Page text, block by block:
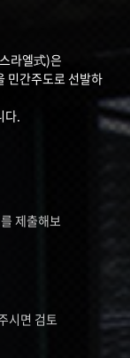
라엘式)은
민간주도로 선발하
다.
제출해보
시면 검토